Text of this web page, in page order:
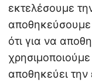
εκτελέσουμε
ότι για να
αποθηκεύει